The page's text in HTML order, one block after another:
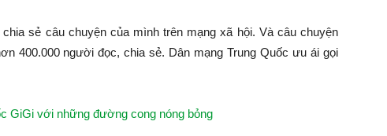
sẻ câu chuyện của mình trên mạng xã hội. Và câu chuyện
400.000 người đọc, chia sẻ. Dân mạng Trung Quốc ưu ái gọi
GiGi với những đường cong nóng bỏng